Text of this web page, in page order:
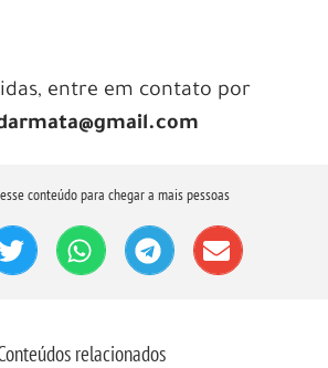
entre em contato por
conteúdo para chegar a mais pessoas
relacionados